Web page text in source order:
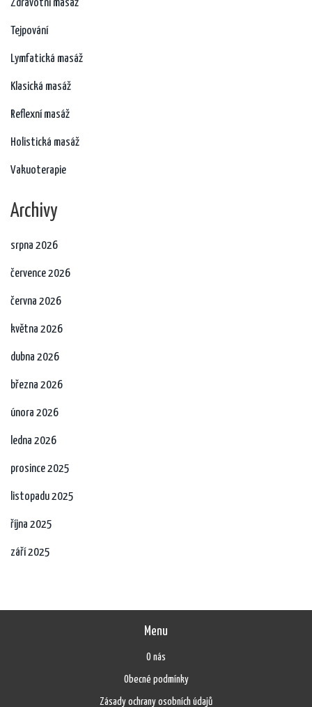
Zdravotní masáž
Tejpování
Lymfatická masáž
Klasická masáž
Reflexní masáž
Holistická masáž
Vakuoterapie
Archivy
srpna 2026
července 2026
června 2026
května 2026
dubna 2026
března 2026
února 2026
ledna 2026
prosince 2025
listopadu 2025
října 2025
září 2025
Menu
O nás
Obecné podmínky
Zásady ochrany osobních údajů